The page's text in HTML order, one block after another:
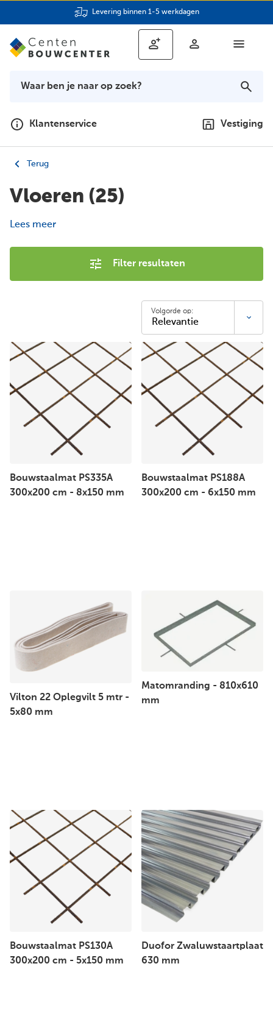
Levering binnen 1-5 werkdagen
Klantenservice Vestiging
Terug
Vloeren (25)
Lees meer
Filter resultaten
Volgorde op:
Bouwstaalmat PS335A
300x200 cm - 8x150 mm
Bouwstaalmat PS188A
300x200 cm - 6x150 mm
Vilton 22 Oplegvilt 5 mtr -
5x80 mm
Matomranding - 810x610
mm
Bouwstaalmat PS130A
300x200 cm - 5x150 mm
Duofor Zwaluwstaartplaat
630 mm